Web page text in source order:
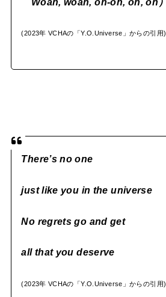
(2023年 VCHAの「Y.O.Universe」からの引用)
There’s no one
just like you in the universe
No regrets go and get
all that you deserve
(2023年 VCHAの「Y.O.Universe」からの引用)